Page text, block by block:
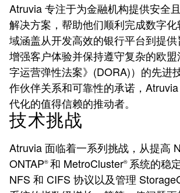
Atruvia 专注于为金融机构提供安全
解决方案，帮助他们顺利完成数字
域涵盖从开发高效的银行平台到提供
增强客户体验并保持遵守复杂的欧
字运营弹性法案》(DORA)）的先进
作伙伴关系和可靠性的承诺，
代化的值得信赖的推动者。
技术挑战
Atruvia 面临着一系列挑战，从提高
ONTAP® 和 MetroCluster® 系统的稳
NFS 和 CIFS 协议以及管理